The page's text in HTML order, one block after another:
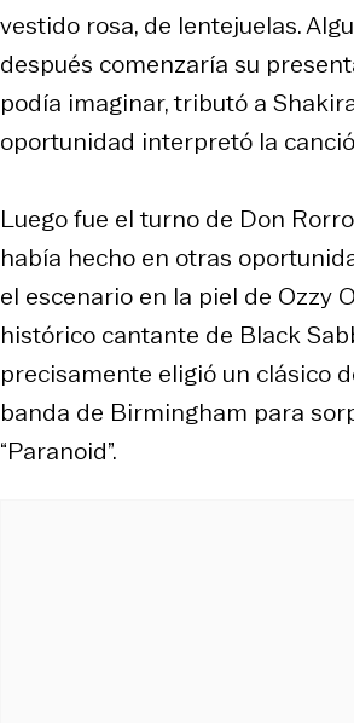
vestido rosa, de lentejuelas.
después comenzaría su
podía imaginar, tributó a
oportunidad interpretó la
Luego fue el turno de Don
había hecho en otras
el escenario en la piel de Ozzy
histórico cantante de Black
precisamente eligió un clásico
banda de Birmingham para
“Paranoid”.